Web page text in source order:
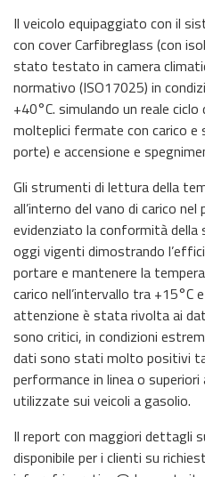
Il veicolo equipaggiato con il
con cover Carfibreglass (con
stato testato in camera
normativo (ISO17025) in
+40°C. simulando un reale
molteplici fermate con carico e
porte) e accensione e
Gli strumenti di lettura della
all’interno del vano di carico
evidenziato la conformità della
oggi vigenti dimostrando
portare e mantenere la
carico nell’intervallo tra +15°C
attenzione è stata rivolta ai
sono critici, in condizioni
dati sono stati molto positivi
performance in linea o superiori
utilizzate sui veicoli a gasolio.
Il report con maggiori dettagli
disponibile per i clienti su